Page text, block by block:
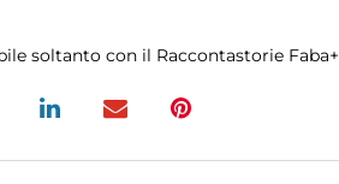
soltanto con il Raccontastorie Faba+